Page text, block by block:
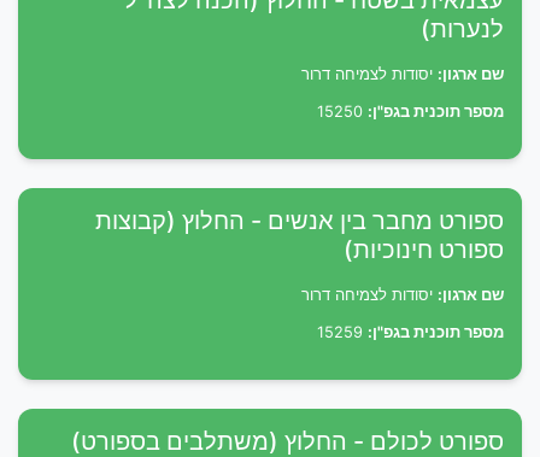
לנערות)
שם ארגון: יסודות לצמיחה דרור
מספר תוכנית בגפ"ן:
ספורט מחבר בין אנשים - החלוץ (קבוצות
ספורט חינוכיות)
שם ארגון: יסודות לצמיחה דרור
מספר תוכנית בגפ"ן:
ספורט לכולם - החלוץ (משתלבים בספורט)